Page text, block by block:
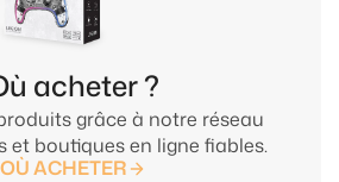
grâce à notre réseau
et boutiques en ligne fiables.
acheter ?
OÙ ACHETER